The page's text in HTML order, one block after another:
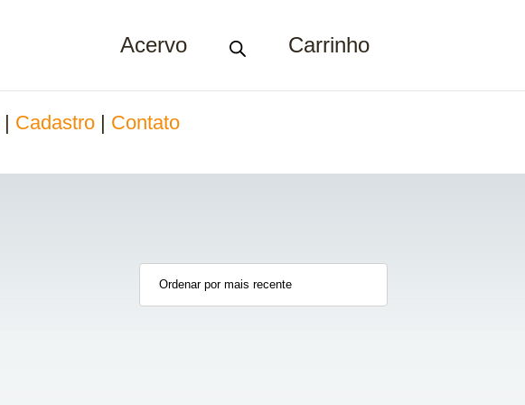
Acervo Carrinho
Cadastro Contato